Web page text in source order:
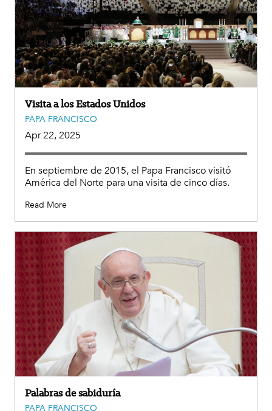
Visita a los Estados Unidos
PAPA FRANCISCO
Apr 22, 2025
En septiembre de 2015, el Papa Francisco visitó
América del Norte para una visita de cinco días.
Read More
Palabras de sabiduría
PAPA FRANCISCO